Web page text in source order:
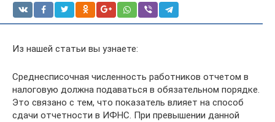
Из нашей статьи вы узнаете:
Среднесписочная численность работников отчетом в
налоговую должна подаваться в обязательном порядке.
Это связано с тем, что показатель влияет на способ
сдачи отчетности в ИФНС. При превышении данной